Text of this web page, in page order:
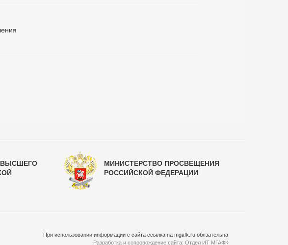
ВЫСШЕГО
МИНИСТЕРСТВО ПРОСВЕЩЕНИЯ
РОССИЙСКОЙ ФЕДЕРАЦИИ
При использовании информации с сайта ссылка на mgafk.ru обязательна
Разработка и сопровождение сайта: Отдел ИТ МГАФК